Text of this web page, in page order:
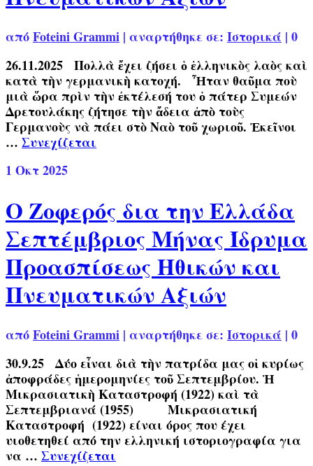
απόFoteini Grammi | αναρτήθηκε σε: Ιστορικά | 0
26.11.2025 Πολλὰ ἔχει ζήσει ὁ ἑλληνικὸς λαὸς καὶ
κατὰ τὴν γερμανικὴ κατοχή. Ἦταν θαῦμα ποὺ
μιὰ ὥρα πρὶν τὴν ἐκτέλεσή του ὁ πάτερ Συμεών
Δρετουλάκης ζήτησε τὴν ἄδεια ἀπὸ τοὺς
Γερμανοὺς νὰ πάει στὸ Ναὸ τοῦ χωριοῦ. Ἐκεῖνοι
… Συνεχίζεται
1 Οκτ 2025
Ο Ζοφερός δια την Ελλάδα
Σεπτέμβριος Μήνας Ίδρυμα
Προασπίσεως Ηθικών και
Πνευματικών Αξιών
απόFoteini Grammi | αναρτήθηκε σε: Ιστορικά | 0
30.9.25 Δύο εἶναι διὰ τὴν πατρίδα μας οἱ κυρίως
ἀποφράδες ἡμερομηνίες τοῦ Σεπτεμβρίου. Ἡ
Μικρασιατικὴ Καταστροφή (1922) καὶ τὰ
Σεπτεμβριανά (1955) Μικρασιατική
Καταστροφή (1922) είναι όρος που έχει
υιοθετηθεί από την ελληνική ιστοριογραφία για
να … Συνεχίζεται